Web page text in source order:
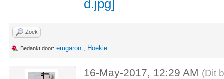
Zoek
Bedankt door: emgaron , Hoekie
16-May-2017, 12:29 AM (Dit